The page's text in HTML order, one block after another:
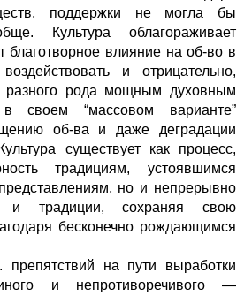
поддержки не могла бы
Культура облагораживает
благотворное влияние на об-во в
и отрицательно,
разного рода мощным духовным
своем “массовом варианте”
об-ва и даже деградации
существует как процесс,
традициям, устоявшимся
но и непрерывно
и традиции, сохраняя свою
бесконечно рождающимся
на пути выработки
и непротиворечивого —